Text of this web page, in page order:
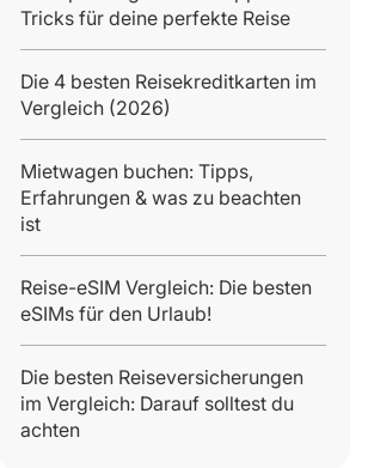
Tricks für deine perfekte Reise
Die 4 besten Reisekreditkarten im
Vergleich (2026)
Mietwagen buchen: Tipps,
Erfahrungen & was zu beachten
ist
Reise-eSIM Vergleich: Die besten
eSIMs für den Urlaub!
Die besten Reiseversicherungen
im Vergleich: Darauf solltest du
achten